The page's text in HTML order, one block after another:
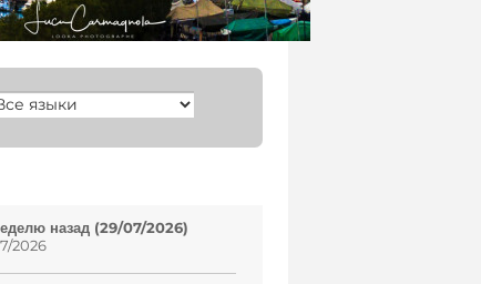
назад (29/07/2026)
2026